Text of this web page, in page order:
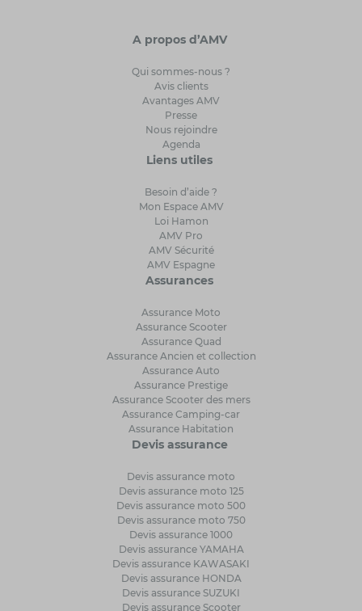
A propos d’AMV
Qui sommes-nous ?
Avis clients
Avantages AMV
Presse
Nous rejoindre
Agenda
Liens utiles
Besoin d’aide ?
Mon Espace AMV
Loi Hamon
AMV Pro
AMV Sécurité
AMV Espagne
Assurances
Assurance Moto
Assurance Scooter
Assurance Quad
Assurance Ancien et collection
Assurance Auto
Assurance Prestige
Assurance Scooter des mers
Assurance Camping-car
Assurance Habitation
Devis assurance
Devis assurance moto
Devis assurance moto 125
Devis assurance moto 500
Devis assurance moto 750
Devis assurance 1000
Devis assurance YAMAHA
Devis assurance KAWASAKI
Devis assurance HONDA
Devis assurance SUZUKI
Devis assurance Scooter